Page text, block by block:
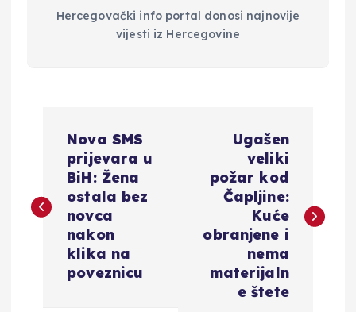
Hercegovački info portal donosi najnovije
vijesti iz Hercegovine
v
Nova SMS
prijevara u
BiH: Žena
ostala bez
novca
nakon
klika na
poveznicu
Ugašen
veliki
požar kod
Čapljine:
Kuće
obranjene i
nema
materijaln
e štete